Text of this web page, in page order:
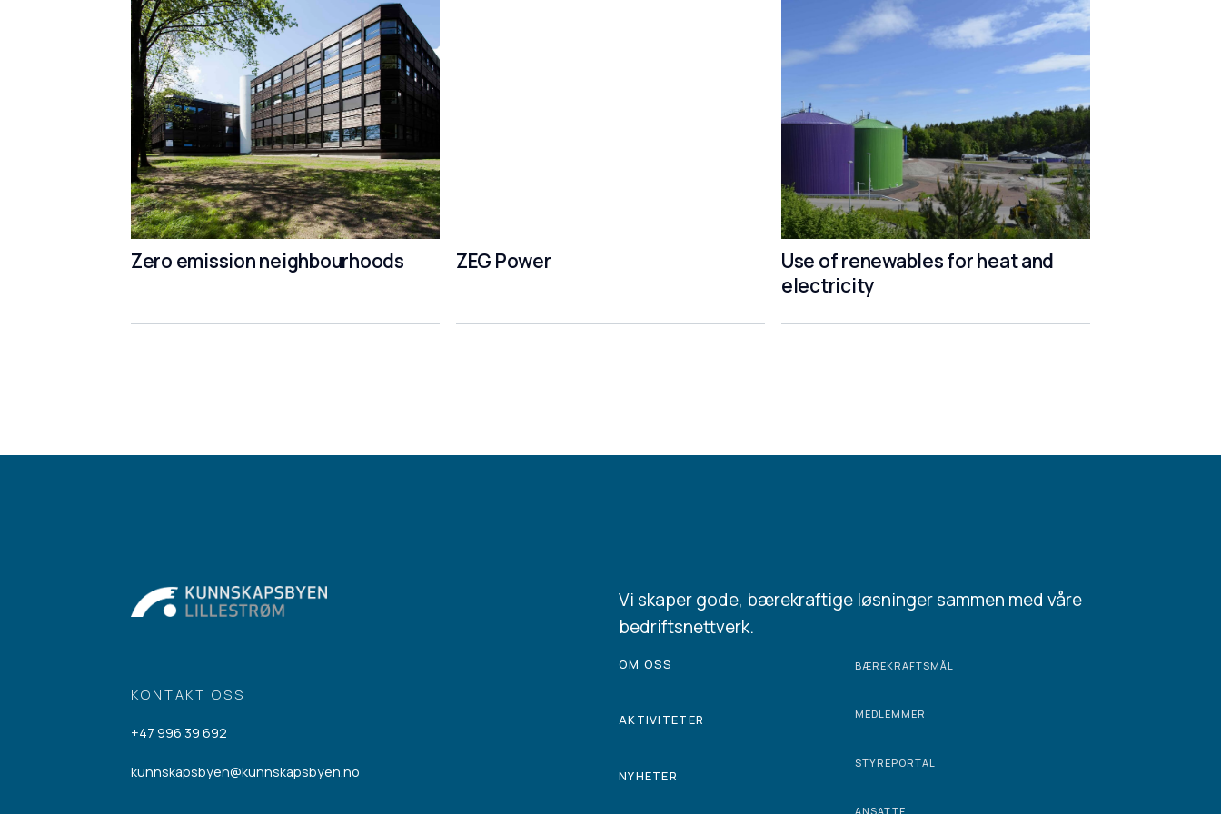
Zero emission neighbourhoods ZEG Power
Use of renewables for heat and
electricity
KONTAKT OSS
+47 996 39 692
kunnskapsbyen@kunnskapsbyen.no
Vi skaper gode, bærekraftige løsninger sammen med våre
bedriftsnettverk.
OM OSS
AKTIVITETER
NYHETER
BÆREKRAFTSMÅL
MEDLEMMER
STYREPORTAL
ANSATTE